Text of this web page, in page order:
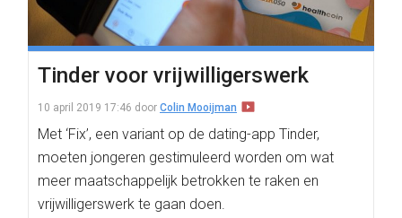
Tinder voor vrijwilligerswerk
10 april 2019 17:46 door Colin Mooijman
Met ‘Fix’, een variant op de dating-app Tinder,
moeten jongeren gestimuleerd worden om wat
meer maatschappelijk betrokken te raken en
vrijwilligerswerk te gaan doen.